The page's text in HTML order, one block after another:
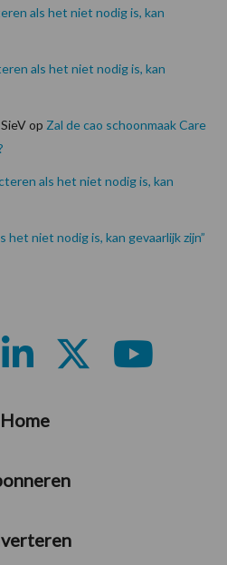
als het niet nodig is, kan
als het niet nodig is, kan
op Zal de cao schoonmaak Care
als het niet nodig is, kan
het niet nodig is, kan gevaarlijk zijn”
Home